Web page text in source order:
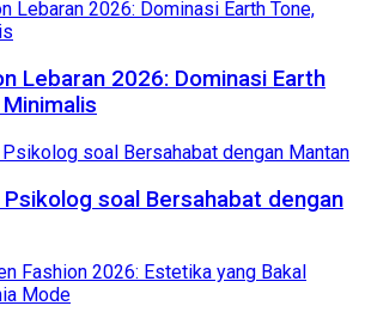
Lebaran 2026: Dominasi Earth
Psikolog soal Bersahabat dengan